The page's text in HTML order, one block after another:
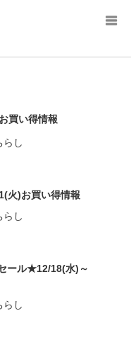
買い得情報
らし
火)お買い得情報
らし
ール★12/18(水)～
らし